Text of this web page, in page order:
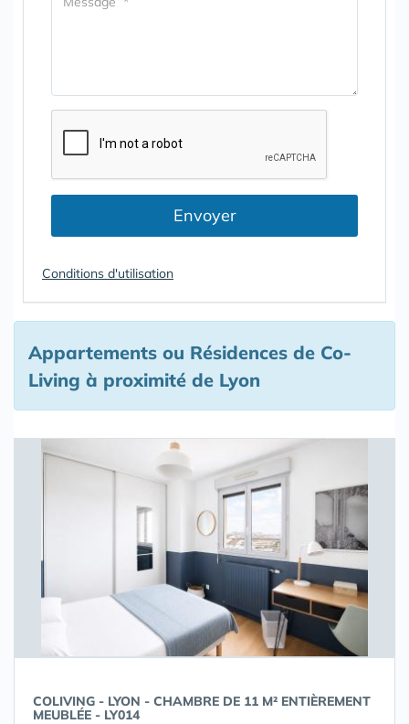
Envoyer
Conditions d'utilisation
Appartements ou Résidences de Co-
Living à proximité de Lyon
COLIVING - LYON - CHAMBRE DE 11 M² ENTIÈREMENT
MEUBLÉE - LY014